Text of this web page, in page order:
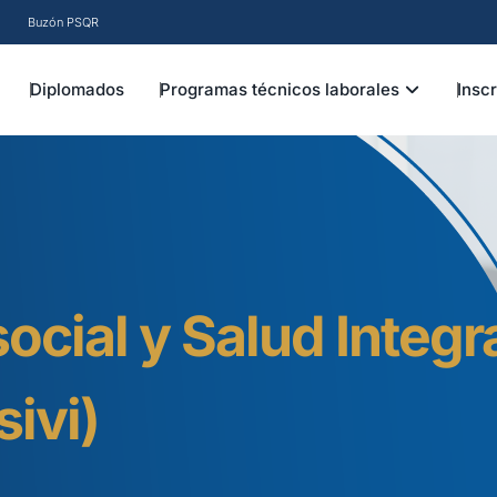
Buzón PSQR
INSTITUCIÓN
Diplomados Programas técnicos laborales OPEN
y Salud